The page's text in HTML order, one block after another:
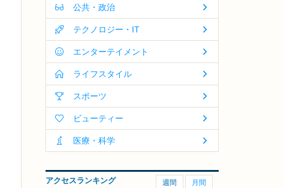
公共・政治
テクノロジー・IT
エンターテイメント
ライフスタイル
スポーツ
ビューティー
医療・科学
アクセスランキング 週間 月間